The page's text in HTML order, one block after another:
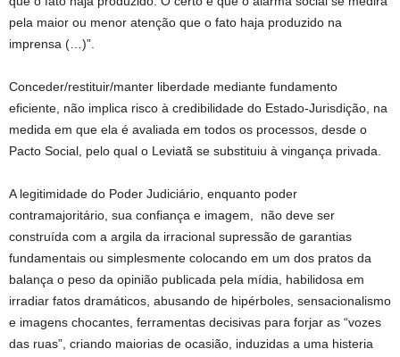
pela maior ou menor atenção que o fato haja produzido na
imprensa (…)”.
Conceder/restituir/manter liberdade mediante fundamento
eficiente, não implica risco à credibilidade do Estado-Jurisdição, na
medida em que ela é avaliada em todos os processos, desde o
Pacto Social, pelo qual o Leviatã se substituiu à vingança privada.
A legitimidade do Poder Judiciário, enquanto poder
contramajoritário, sua confiança e imagem, não deve ser
construída com a argila da irracional supressão de garantias
fundamentais ou simplesmente colocando em um dos pratos da
balança o peso da opinião publicada pela mídia, habilidosa em
irradiar fatos dramáticos, abusando de hipérboles, sensacionalismo
e imagens chocantes, ferramentas decisivas para forjar as “vozes
das ruas”, criando maiorias de ocasião, induzidas a uma histeria